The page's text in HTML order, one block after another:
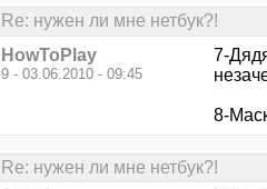
Re: нужен ли мне нетбук?!
HowToPlay
9 - 03.06.2010 - 09:45
7-
8-
Re: нужен ли мне нетбук?!